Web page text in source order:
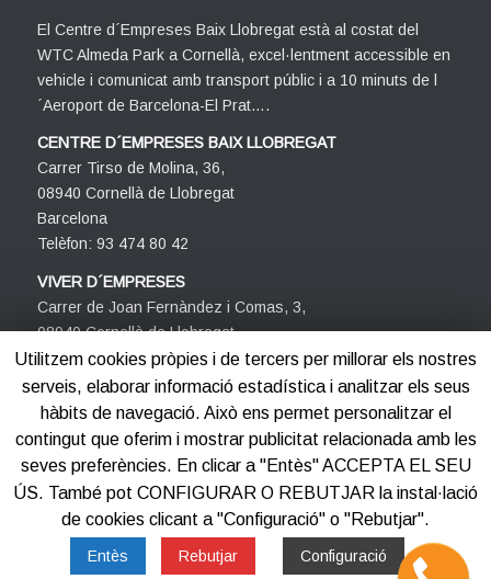
El Centre d´Empreses Baix Llobregat està al costat del
WTC Almeda Park a Cornellà, excel·lentment accessible en
vehicle i comunicat amb transport públic i a 10 minuts de l
´Aeroport de Barcelona-El Prat….
CENTRE D´EMPRESES BAIX LLOBREGAT
Carrer Tirso de Molina, 36,
08940 Cornellà de Llobregat
Barcelona
Telèfon: 93 474 80 42
VIVER D´EMPRESES
Carrer de Joan Fernàndez i Comas, 3,
08940 Cornellà de Llobregat
Barcelona
Telèfon: 93 474 80 42
©2012-2025 Centre d'Empreses PROCORNELLÀ
Utilitzem cookies pròpies i de tercers per millorar els nostres
serveis, elaborar informació estadística i analitzar els seus
hàbits de navegació. Això ens permet personalitzar el
contingut que oferim i mostrar publicitat relacionada amb les
seves preferències. En clicar a "Entès" ACCEPTA EL SEU
ÚS. També pot CONFIGURAR O REBUTJAR la instal·lació
de cookies clicant a "Configuració" o "Rebutjar".
Entès Rebutjar Configuració